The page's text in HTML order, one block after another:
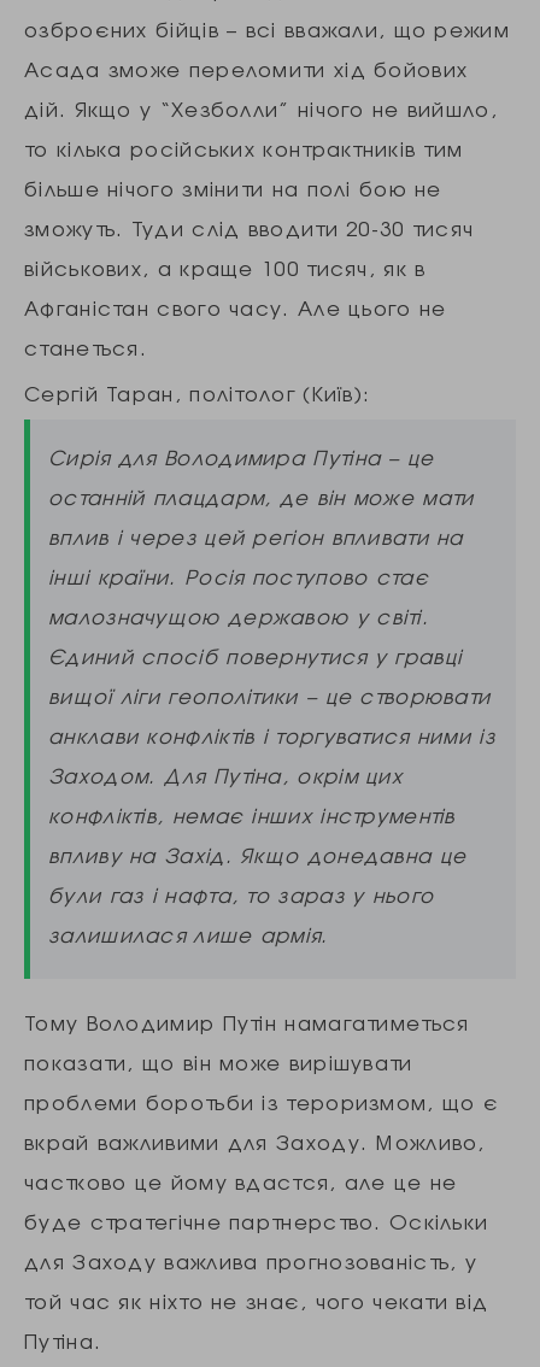
озброєних бійців – всі вважали, що режим
Асада зможе переломити хід бойових
дій. Якщо у “Хезболли” нічого не вийшло,
то кілька російських контрактників тим
більше нічого змінити на полі бою не
зможуть. Туди слід вводити 20-30 тисяч
військових, а краще 100 тисяч, як в
Афганістан свого часу. Але цього не
станеться.
Сергій Таран, політолог (Київ):
Сирія для Володимира Путіна – це
останній плацдарм, де він може мати
вплив і через цей регіон впливати на
інші країни. Росія поступово стає
малозначущою державою у світі.
Єдиний спосіб повернутися у гравці
вищої ліги геополітики – це створювати
анклави конфліктів і торгуватися ними із
Заходом. Для Путіна, окрім цих
конфліктів, немає інших інструментів
впливу на Захід. Якщо донедавна це
були газ і нафта, то зараз у нього
залишилася лише армія.
Тому Володимир Путін намагатиметься
показати, що він може вирішувати
проблеми боротьби із тероризмом, що є
вкрай важливими для Заходу. Можливо,
частково це йому вдастся, але це не
буде стратегічне партнерство. Оскільки
для Заходу важлива прогнозованість, у
той час як ніхто не знає, чого чекати від
Путіна.